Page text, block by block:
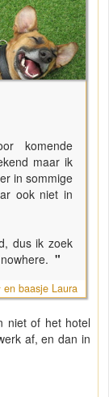
komende
maar ik
in sommige
ook niet in
dus ik zoek
"
baasje Laura
niet of het hotel
af, en dan in